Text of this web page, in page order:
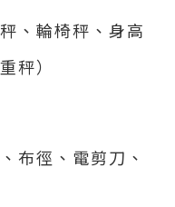
、輪椅秤、身高
秤）
布徑、電剪刀、